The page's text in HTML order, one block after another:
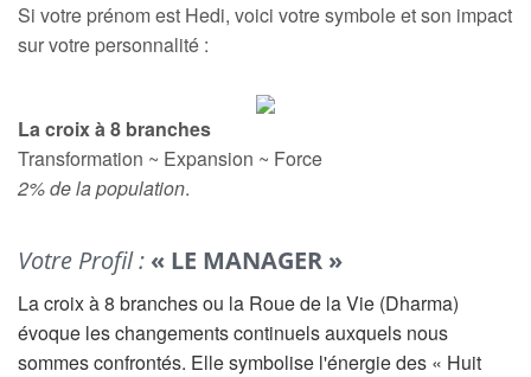
Si votre prénom est Hedi, voici votre symbole et son impact
sur votre personnalité :
La croix à 8 branches
Transformation ~ Expansion ~ Force
2% de la population.
Votre Profil : « LE MANAGER »
La croix à 8 branches ou la Roue de la Vie (Dharma)
évoque les changements continuels auxquels nous
sommes confrontés. Elle symbolise l'énergie des « Huit